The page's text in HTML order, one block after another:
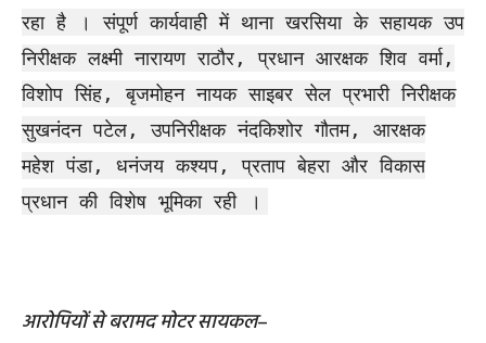
रहा है । संपूर्ण कार्यवाही में थाना खरसिया के सहायक उप
निरीक्षक लक्ष्मी नारायण राठौर, प्रधान आरक्षक शिव वर्मा,
विशोप सिंह, बृजमोहन नायक साइबर सेल प्रभारी निरीक्षक
सुखनंदन पटेल, उपनिरीक्षक नंदकिशोर गौतम, आरक्षक
महेश पंडा, धनंजय कश्यप, प्रताप बेहरा और विकास
प्रधान की विशेष भूमिका रही ।
आरोपियों से बरामद मोटर सायकल–